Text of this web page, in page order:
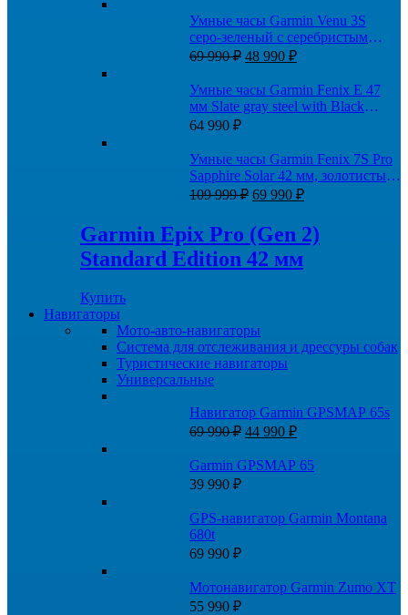
составляла
169
215 ₽.
109
790 ₽.
Умные часы Garmin Venu 3S
серо-зеленый с серебристым
безелем
69 990₽ Первоначальная
составляла
69
48 990 ₽Текущая
48
990 ₽.
Умные часы Garmin Fenix E 47
мм Slate gray steel with Black
silicone band
64 990 ₽
Умные часы Garmin Fenix 7S Pro
Sapphire Solar 42 мм, золотистый
корпус со светло-песочным
109 999₽ Первоначальная
составляла
109
999 ₽.
69 990 ₽Текущая
69
990 ₽.
Garmin Epix Pro (Gen 2)
Standard Edition 42 мм
Купить
Навигаторы
Мото-авто-навигаторы
Система для отслеживания и дрессуры собак
Туристические навигаторы
Универсальные
Навигатор Garmin GPSMAP 65s
69 990₽ Первоначальная
составляла
69
44 990 ₽Текущая
44
Garmin GPSMAP 65
39 990 ₽
GPS-навигатор Garmin Montana
680t
69 990 ₽
Мотонавигатор Garmin Zumo XT
55 990 ₽